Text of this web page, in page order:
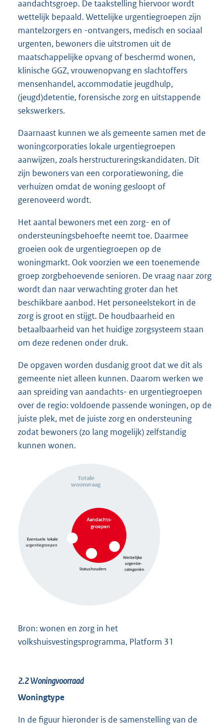
aandachtsgroep. De taakstelling hiervoor wordt
wettelijk bepaald. Wettelijke urgentiegroepen zijn
mantelzorgers en -ontvangers, medisch en sociaal
urgenten, bewoners die uitstromen uit de
maatschappelijke opvang of beschermd wonen,
klinische GGZ, vrouwenopvang en slachtoffers
mensenhandel, accommodatie jeugdhulp,
(jeugd)detentie, forensische zorg en uitstappende
sekswerkers.
Daarnaast kunnen we als gemeente samen met de
woningcorporaties lokale urgentiegroepen
aanwijzen, zoals herstructureringskandidaten. Dit
zijn bewoners van een corporatiewoning, die
verhuizen omdat de woning gesloopt of
gerenoveerd wordt.
Het aantal bewoners met een zorg- en of
ondersteuningsbehoefte neemt toe. Daarmee
groeien ook de urgentiegroepen op de
woningmarkt. Ook voorzien we een toenemende
groep zorgbehoevende senioren. De vraag naar zorg
wordt dan naar verwachting groter dan het
beschikbare aanbod. Het personeelstekort in de
zorg is groot en stijgt. De houdbaarheid en
betaalbaarheid van het huidige zorgsysteem staan
om deze redenen onder druk.
De opgaven worden dusdanig groot dat we dit als
gemeente niet alleen kunnen. Daarom werken we
aan spreiding van aandachts- en urgentiegroepen
over de regio: voldoende passende woningen, op de
juiste plek, met de juiste zorg en ondersteuning
zodat bewoners (zo lang mogelijk) zelfstandig
kunnen wonen.
Bron: wonen en zorg in het
volkshuisvestingsprogramma, Platform 31
2.2Woningvoorraad
Woningtype
In de figuur hieronder is de samenstelling van de